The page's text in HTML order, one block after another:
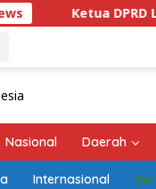
DPRD Lampung:
Nasional Daerah
Internasional